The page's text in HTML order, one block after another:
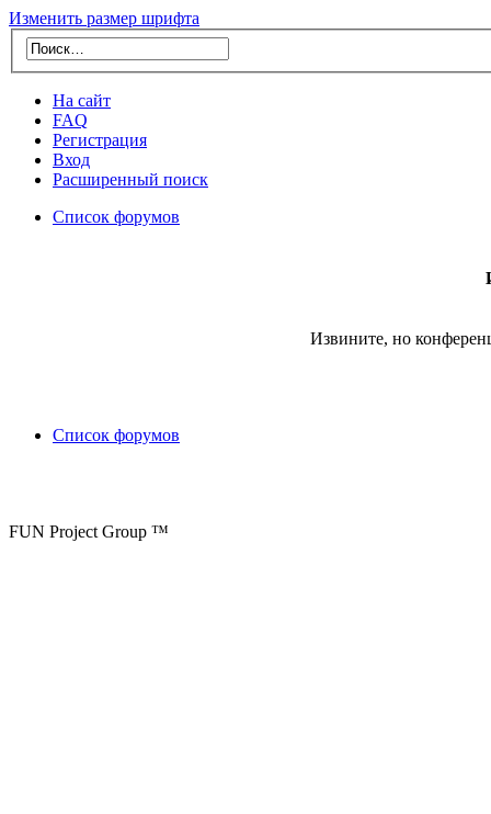
Изменить размер шрифта
На сайт
FAQ
Регистрация
Вход
Расширенный поиск
Список форумов
Извините, но
Список форумов
FUN Project Group ™